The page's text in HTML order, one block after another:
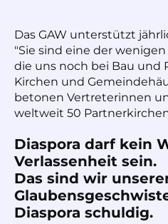
Das GAW unterstützt
"Sie sind eine der
die uns noch bei Bau und
Kirchen und
betonen Vertreterinnen
weltweit 50
Diaspora darf kein
Verlassenheit sein.
Das sind wir
Diaspora schuldig.